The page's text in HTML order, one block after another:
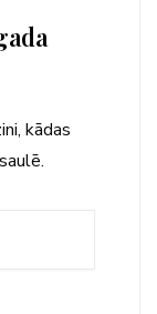
kādas